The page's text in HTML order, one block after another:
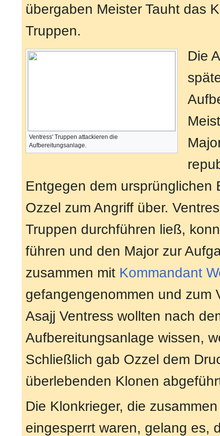
übergaben Meister Tauht das
Truppen.
Ventress' Truppen attackieren die
Aufbereitungsanlage.
Die
Entgegen dem ursprünglichen
Ozzel zum Angriff über.
Truppen durchführen ließ,
führen und den Major zur
zusammen mit Kommandant
gefangengenommen und zum
Asajj Ventress wollten nach
Aufbereitungsanlage wissen,
Schließlich gab Ozzel dem
überlebenden Klonen
Die Klonkrieger, die
eingesperrt waren, gelang es,